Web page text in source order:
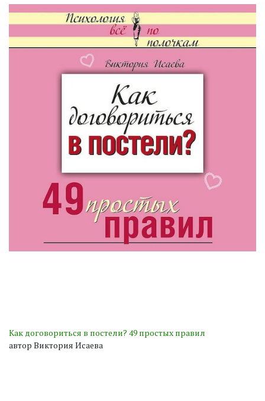
Как договориться в постели? 49 простых правил
автор Виктория Исаева